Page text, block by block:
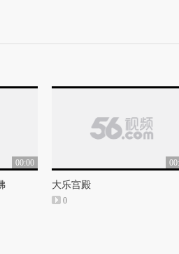
00:00
大乐宫殿
0